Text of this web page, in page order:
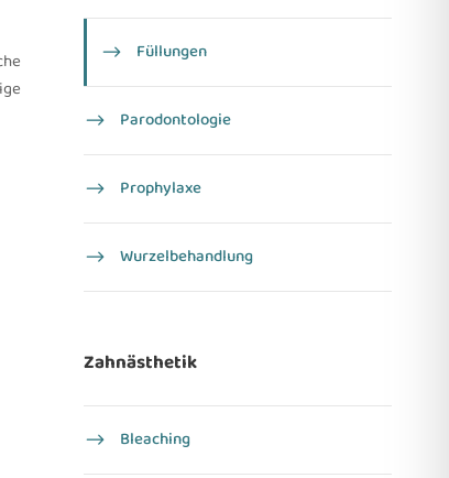
Füllungen
Parodontologie
Prophylaxe
Wurzel­behandlung
Zahnästhetik
Bleaching